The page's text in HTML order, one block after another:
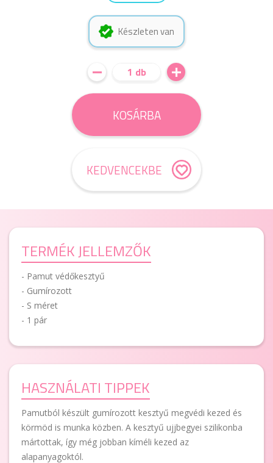
Készleten van
1 db
KOSÁRBA
KEDVENCEKBE
TERMÉK JELLEMZŐK
- Pamut védőkesztyű
- Gumírozott
- S méret
- 1 pár
HASZNÁLATI TIPPEK
Pamutból készült gumírozott kesztyű megvédi kezed és
körmöd is munka közben. A kesztyű ujjbegyei szilikonba
mártottak, így még jobban kíméli kezed az
alapanyagoktól.